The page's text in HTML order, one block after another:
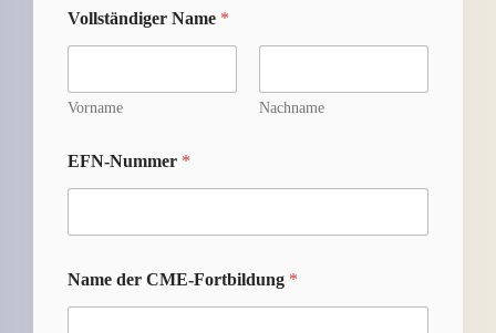
Vollständiger Name *
Vorname Nachname
EFN-Nummer *
Name der CME-Fortbildung *